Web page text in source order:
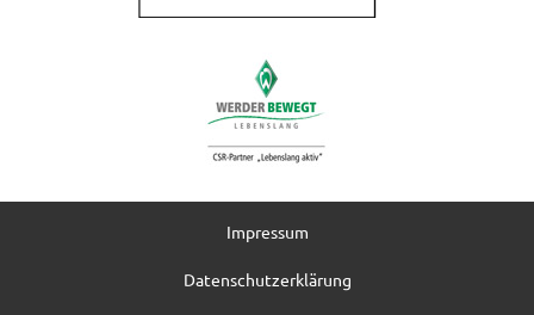
Impressum
Datenschutzerklärung